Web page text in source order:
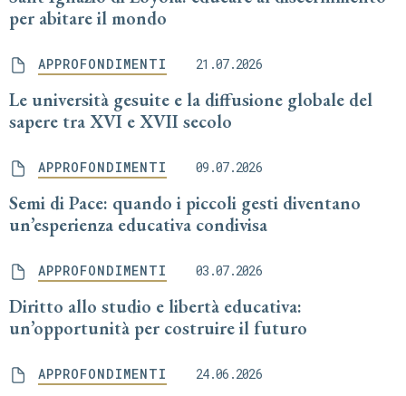
per abitare il mondo
APPROFONDIMENTI 21.07.2026
Le università gesuite e la diffusione globale del
sapere tra XVI e XVII secolo
APPROFONDIMENTI 09.07.2026
Semi di Pace: quando i piccoli gesti diventano
un’esperienza educativa condivisa
APPROFONDIMENTI 03.07.2026
Diritto allo studio e libertà educativa:
un’opportunità per costruire il futuro
APPROFONDIMENTI 24.06.2026